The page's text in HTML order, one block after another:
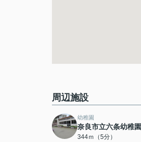
周辺施設
幼稚園
奈良市立六条幼稚園
344ｍ（5分）